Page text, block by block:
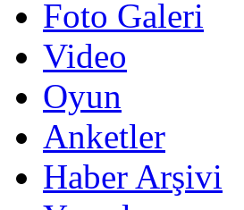
Foto Galeri
Video
Oyun
Anketler
Haber Arşivi